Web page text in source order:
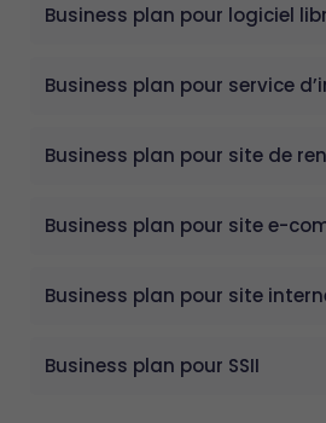
Business plan pour logiciel
Business plan pour service
Business plan pour site de
Business plan pour site e-
Business plan pour site
Business plan pour SSII